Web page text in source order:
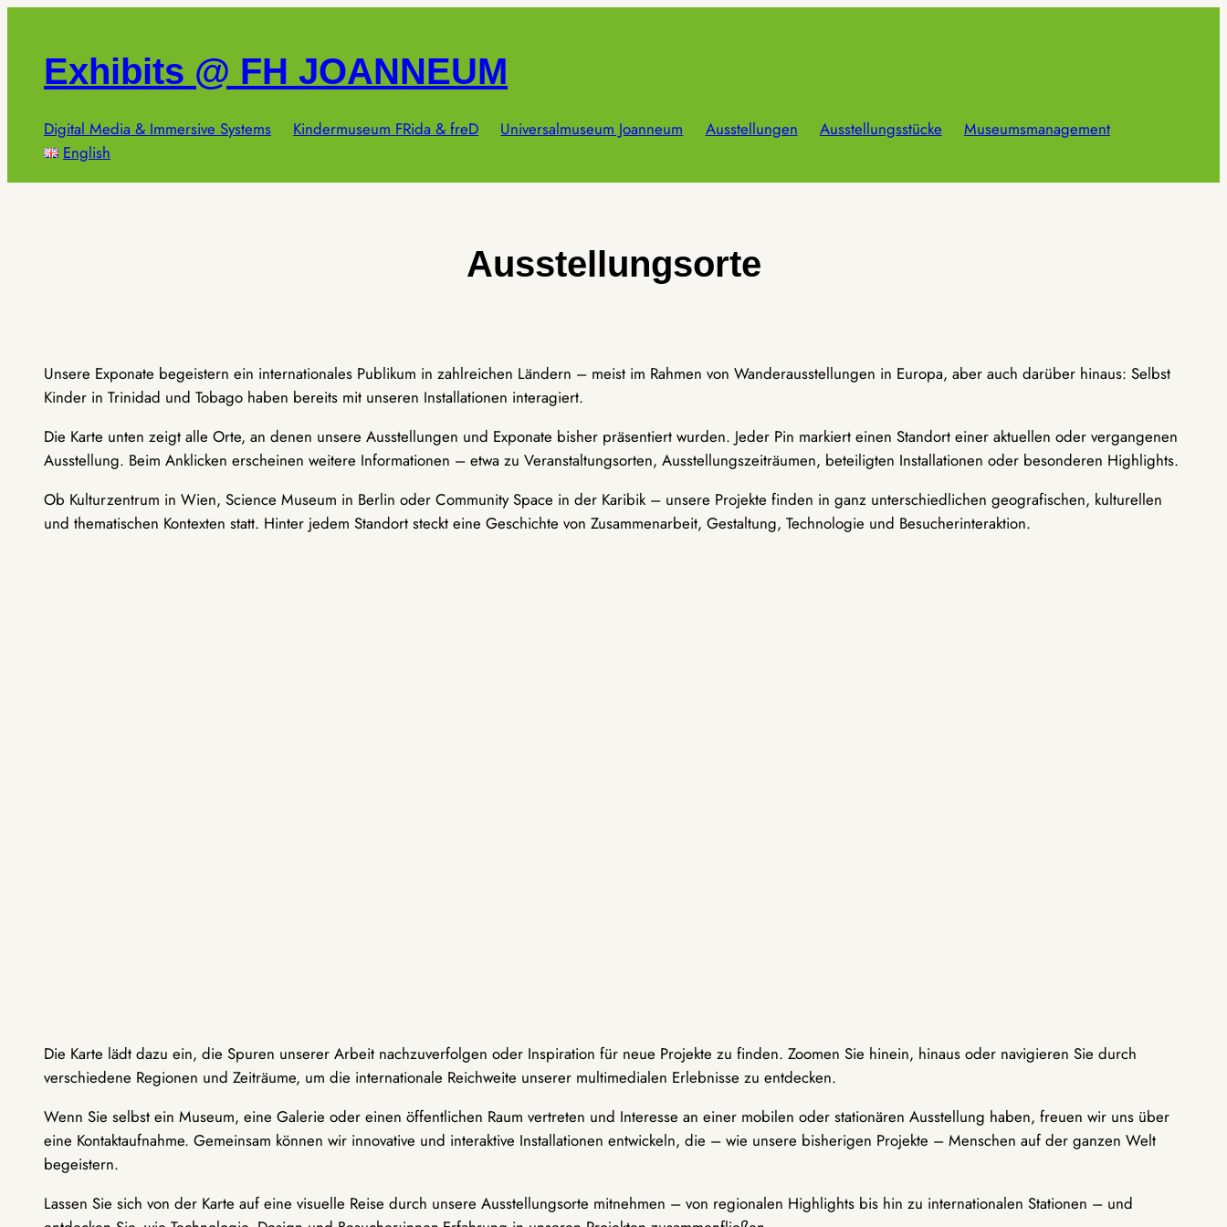
springenExhibits @ FH JOANNEUM
Digital Media & Immersive Systems Kindermuseum FRida & freD Universalmuseum Joanneum Ausstellungen Ausstellungsstücke
Museumsmanagement
English
Ausstellungsorte
Unsere Exponate begeistern ein internationales Publikum in zahlreichen Ländern – meist im Rahmen von Wanderausstellungen in Europa, aber auch darüber hinaus: Selbst
Kinder in Trinidad und Tobago haben bereits mit unseren Installationen interagiert.
Die Karte unten zeigt alle Orte, an denen unsere Ausstellungen und Exponate bisher präsentiert wurden. Jeder Pin markiert einen Standort einer aktuellen oder vergangenen
Ausstellung. Beim Anklicken erscheinen weitere Informationen – etwa zu Veranstaltungsorten, Ausstellungszeiträumen, beteiligten Installationen oder besonderen Highlights.
Ob Kulturzentrum in Wien, Science Museum in Berlin oder Community Space in der Karibik – unsere Projekte finden in ganz unterschiedlichen geografischen, kulturellen
und thematischen Kontexten statt. Hinter jedem Standort steckt eine Geschichte von Zusammenarbeit, Gestaltung, Technologie und Besucherinteraktion.
Die Karte lädt dazu ein, die Spuren unserer Arbeit nachzuverfolgen oder Inspiration für neue Projekte zu finden. Zoomen Sie hinein, hinaus oder navigieren Sie durch
verschiedene Regionen und Zeiträume, um die internationale Reichweite unserer multimedialen Erlebnisse zu entdecken.
Wenn Sie selbst ein Museum, eine Galerie oder einen öffentlichen Raum vertreten und Interesse an einer mobilen oder stationären Ausstellung haben, freuen wir uns über
eine Kontaktaufnahme. Gemeinsam können wir innovative und interaktive Installationen entwickeln, die – wie unsere bisherigen Projekte – Menschen auf der ganzen Welt
begeistern.
Lassen Sie sich von der Karte auf eine visuelle Reise durch unsere Ausstellungsorte mitnehmen – von regionalen Highlights bis hin zu internationalen Stationen – und